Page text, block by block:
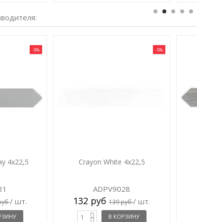
-5%
4x22,5
/ шт.
-5%
Crayon White 4x22,5
ADPV9028
132 руб 139 руб/ шт.
В КОРЗИНУ